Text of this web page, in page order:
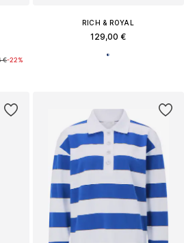
€-22%
RICH & ROYAL
129,00 €